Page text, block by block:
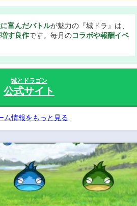
富んだバトルが魅力の『城ドラ』は、
す良作です。毎月のコラボや報酬イベ
城とドラゴン
公式サイト
ム情報をもっと見る